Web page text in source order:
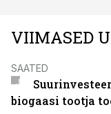
VIIMASED
SAATED
biogaasi tootja